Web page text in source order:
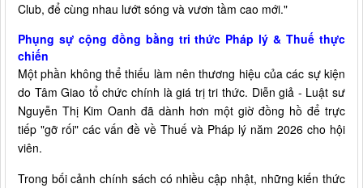
Club, để cùng nhau lướt sóng và vươn tầm cao mới."
Phụng sự cộng đồng bằng tri thức Pháp lý & Thuế thực
chiến
Một phần không thể thiếu làm nên thương hiệu của các sự kiện
do Tâm Giao tổ chức chính là giá trị tri thức. Diễn giả - Luật sư
Nguyễn Thị Kim Oanh đã dành hơn một giờ đồng hồ để trực
tiếp "gỡ rối" các vấn đề về Thuế và Pháp lý năm 2026 cho hội
viên.
Trong bối cảnh chính sách có nhiều cập nhật, những kiến thức